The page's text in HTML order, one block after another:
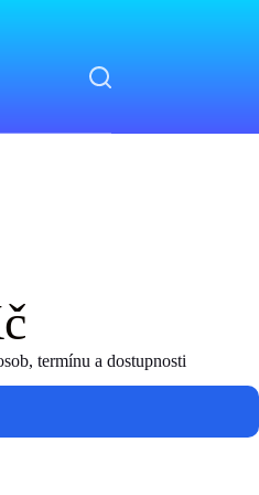
termínu a dostupnosti